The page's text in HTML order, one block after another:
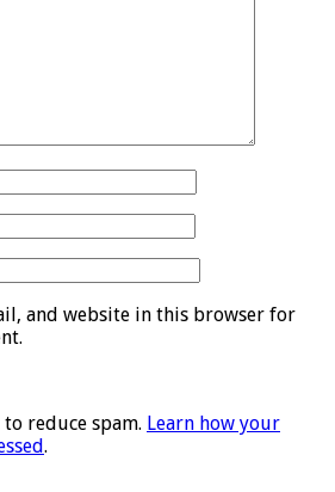
and website in this browser for
reduce spam. Learn how your
.